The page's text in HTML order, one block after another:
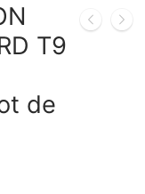
T9
de